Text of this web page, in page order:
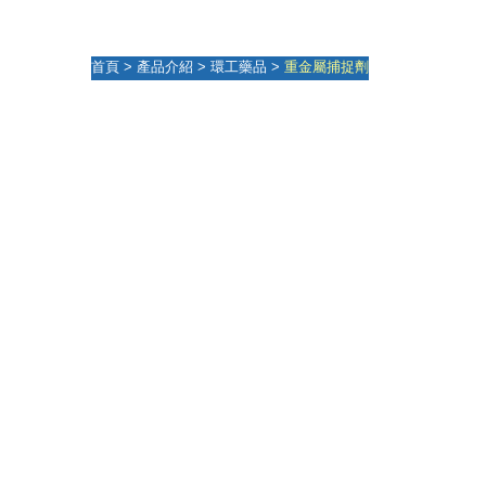
首頁 > 產品介紹 >環工藥品 >重金屬捕捉劑